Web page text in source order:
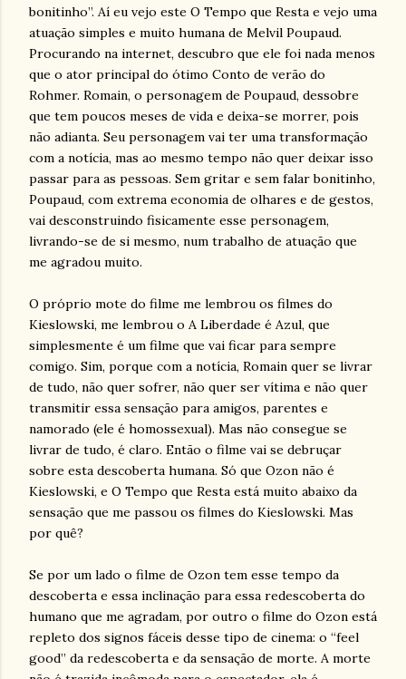
bonitinho”. Aí eu vejo este O Tempo que Resta e vejo uma
atuação simples e muito humana de Melvil Poupaud.
Procurando na internet, descubro que ele foi nada menos
que o ator principal do ótimo Conto de verão do
Rohmer. Romain, o personagem de Poupaud, dessobre
que tem poucos meses de vida e deixa-se morrer, pois
não adianta. Seu personagem vai ter uma transformação
com a notícia, mas ao mesmo tempo não quer deixar isso
passar para as pessoas. Sem gritar e sem falar bonitinho,
Poupaud, com extrema economia de olhares e de gestos,
vai desconstruindo fisicamente esse personagem,
livrando-se de si mesmo, num trabalho de atuação que
me agradou muito.
O próprio mote do filme me lembrou os filmes do
Kieslowski, me lembrou o A Liberdade é Azul, que
simplesmente é um filme que vai ficar para sempre
comigo. Sim, porque com a notícia, Romain quer se livrar
de tudo, não quer sofrer, não quer ser vítima e não quer
transmitir essa sensação para amigos, parentes e
namorado (ele é homossexual). Mas não consegue se
livrar de tudo, é claro. Então o filme vai se debruçar
sobre esta descoberta humana. Só que Ozon não é
Kieslowski, e O Tempo que Resta está muito abaixo da
sensação que me passou os filmes do Kieslowski. Mas
por quê?
Se por um lado o filme de Ozon tem esse tempo da
descoberta e essa inclinação para essa redescoberta do
humano que me agradam, por outro o filme do Ozon está
repleto dos signos fáceis desse tipo de cinema: o “feel
good” da redescoberta e da sensação de morte. A morte